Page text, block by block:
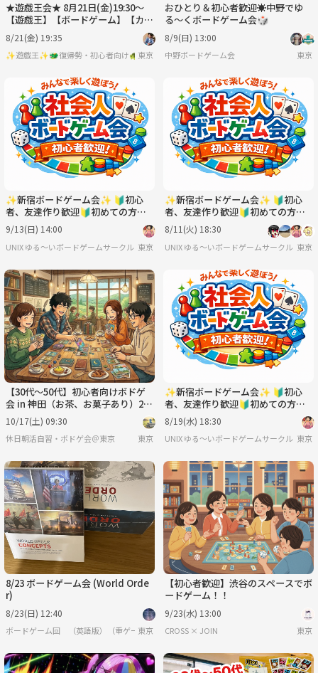
★遊戯王会★ 8月21日(金)19:30〜
【遊戯王】【ボードゲーム】【カー
ドゲーム】【オフ会】
8/21(金) 19:35
✨遊戯王✨🐲復帰勢・初心者向け🐢東京
おひとり＆初心者歓迎☀️中野でゆ
る〜くボードゲーム会🎲
8/9(日) 13:00
中野ボードゲーム会 東京
✨新宿ボードゲーム会✨ 🔰初心
者、友達作り歓迎🔰初めての方も
歓迎🥳
9/13(日) 14:00
UNIX ゆる〜いボードゲームサークル 東京
✨新宿ボードゲーム会✨ 🔰初心
者、友達作り歓迎🔰初めての方も
歓迎🥳
8/11(火) 18:30
UNIX ゆる〜いボードゲームサークル 東京
【30代〜50代】初心者向けボドゲ
会 in 神田（お茶、お菓子あり）2.5
時間 午前の部☕🎲
10/17(土) 09:30
休日朝活自習・ボドゲ会＠東京 東京
✨新宿ボードゲーム会✨ 🔰初心
者、友達作り歓迎🔰初めての方も
歓迎🥳
8/19(水) 18:30
UNIX ゆる〜いボードゲームサークル 東京
8/23 ボードゲーム会 (World Orde
r)
8/23(日) 12:40
ボードゲーム回 （英語版）（重ゲー）東京
【初心者歓迎】渋谷のスペースでボ
ードゲーム！！
9/23(水) 13:00
CROSS × JOIN 東京